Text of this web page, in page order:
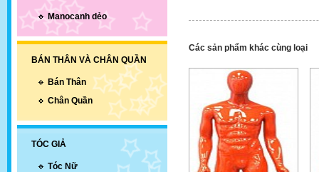
Manocanh dẻo
BÁN THÂN VÀ CHÂN QUẦN
Bán Thân
Chân Quần
TÓC GIẢ
Tóc Nữ
Các sản phẩm khác cùng loại